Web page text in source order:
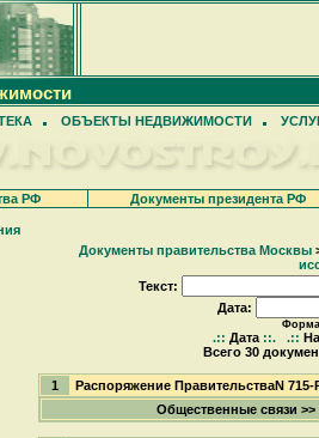
ОБЪЕКТЫ НЕДВИЖИМОСТИ
РФ Документы президента РФ
Документы правительства Москвы
Текст:
Дата:
.:: Дата ::. .::
Всего 30
1
Распоряжение ПравительстваN 715-
Общественные связи